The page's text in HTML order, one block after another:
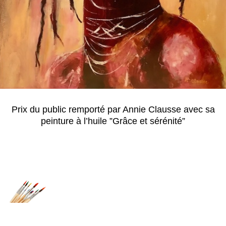
Prix du public remporté par Annie Clausse avec sa
peinture à l’huile ”Grâce et sérénité”